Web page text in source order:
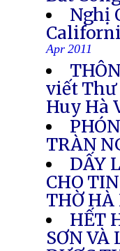
Nghị
Apr 2011
viết Thư
Huy Hà
TRÀN
DẤY
CHO
THỜ HÀ
HẾT
SƠN VÀ